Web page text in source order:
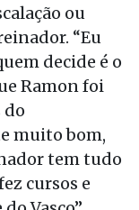
ou
“Eu
decide é o
Ramon foi
do
muito bom,
tem tudo
cursos e